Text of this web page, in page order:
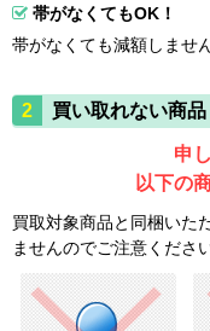
帯がなくてもOK！
帯がなくても減額しません
買い取れない商品
申
以下の
買取対象商品と同梱いた
ませんのでご注意ください